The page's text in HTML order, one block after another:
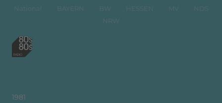
National BAYERN BW HESSEN MV
NDS
NRW
1981